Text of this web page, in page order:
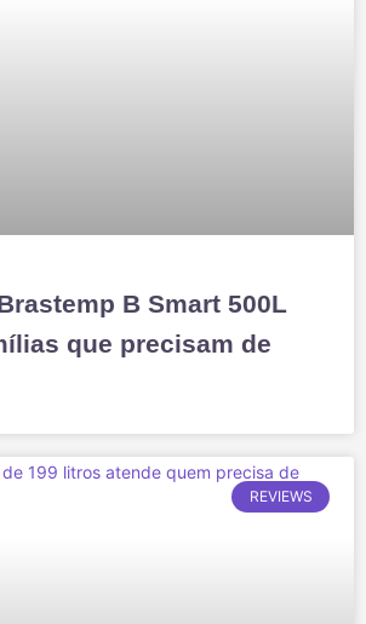
B Smart 500L
que precisam de
REVIEWS